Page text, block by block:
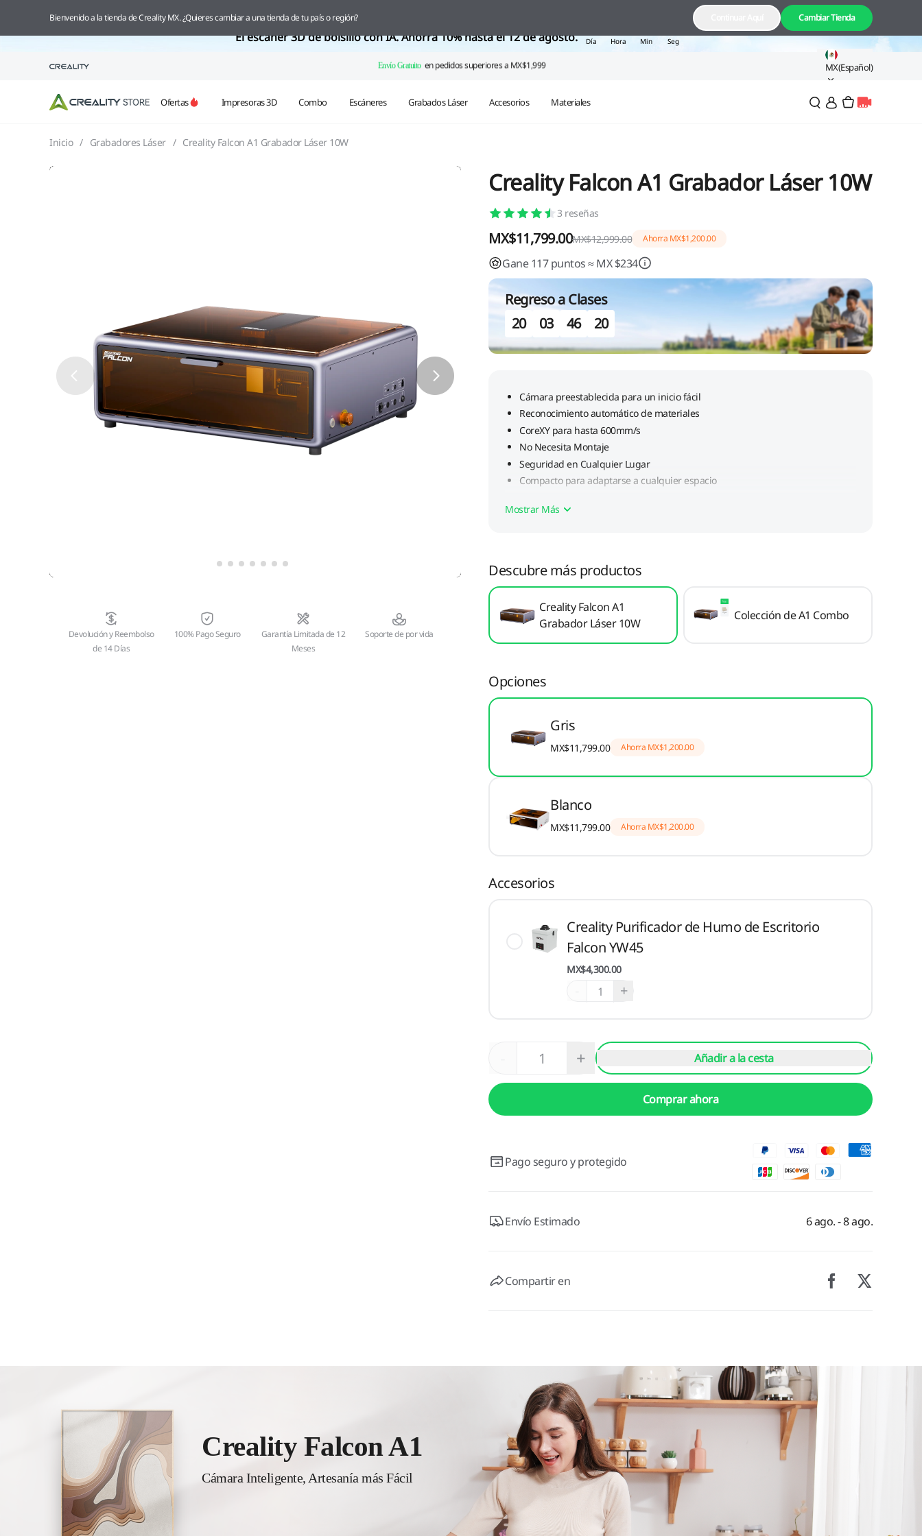
✨ Ya llegó Pika
El escáner 3D de bolsillo con IA. Ahorra 10% hasta el 12 de agosto. Día Hora Min Seg
MX(Español)
Ofertas Impresoras 3D Combo Escáneres Grabados Láser Accesorios Materiales
Inicio / Grabadores Láser / Creality Falcon A1 Grabador Láser 10W
Devolución y Reembolso
de 14 Días
100% Pago Seguro
Garantía Limitada de 12
Meses
Soporte de por vida
Creality Falcon A1 Grabador Láser 10W
3 reseñas
MX$11,799.00MX$12,999.00 Ahorra MX$1,200.00
Gane 117 puntos ≈ MX $234
Regreso a Clases
20
03 46 18
Mostrar Más
Descubre más productos
Creality Falcon A1
Grabador Láser 10W
Colección de A1 Combo
Opciones
Gris
MX$11,799.00 Ahorra MX$1,200.00
Blanco
MX$11,799.00 Ahorra MX$1,200.00
Accesorios
Creality Purificador de Humo de Escritorio
Falcon YW45
MX$4,300.00
+
+ Añadir a la cesta
Comprar ahora
Pago seguro y protegido
Envío Estimado 6 ago. - 8 ago.
Compartir en
Creality Falcon A1
Cámara Inteligente, Artesanía más Fácil
Bienvenido a la tienda de Creality MX. ¿Quieres cambiar a una tienda de tu país o región? Cambiar Tienda